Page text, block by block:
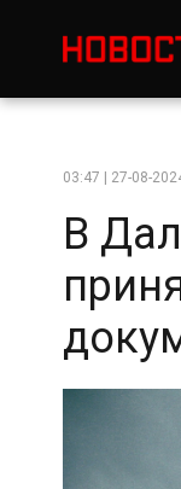
03:47 | 27-08-
В